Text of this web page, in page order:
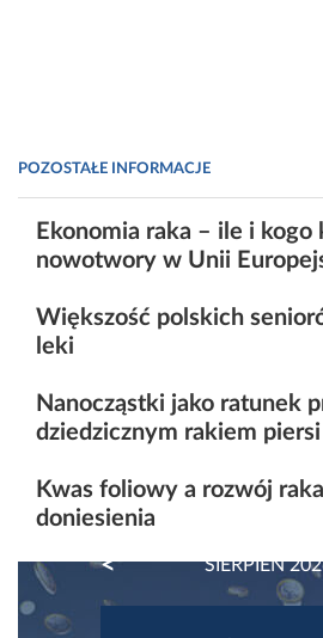
POZOSTAŁE INFORMACJE
Ekonomia raka – ile i kogo
nowotwory w Unii
Większość polskich
leki
Nanocząstki jako ratunek
dziedzicznym rakiem piersi
Kwas foliowy a rozwój
doniesienia
SIERPIEŃ
PREVIOUS